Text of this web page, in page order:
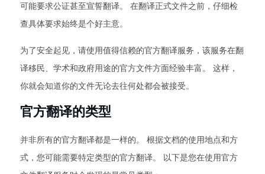
可能要求公证甚至宣誓翻译。 在翻译正式文件之前，仔细检
查具体要求始终是个好主意。
为了安全起见，请使用值得信赖的官方翻译服务，该服务在翻
译移民、学术和政府用途的官方文件方面经验丰富。 这样，
你就会知道你的文件无论去往何处都会被接受。
官方翻译的类型
并非所有的官方翻译都是一样的。 根据文档的使用地点和方
式，您可能需要特定类型的官方翻译。 以下是您在使用官方